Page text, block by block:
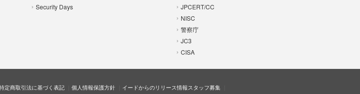
Security Days
JPCERT/CC
NISC
警察庁
JC3
CISA
定商取引法に基づく表記 個人情報保護方針 イードからのリリース情報スタッフ募集